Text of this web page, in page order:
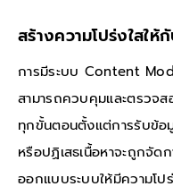
สร้างความโปร่งใสให้
การมีระบบ Content
สามารถควบคุมและตรวจ
ทุกขั้นตอนตั้งแต่การรับข้
หรือปฏิเสธเนื้อหาจะถูกจัด
ออกแบบระบบให้มีความโป